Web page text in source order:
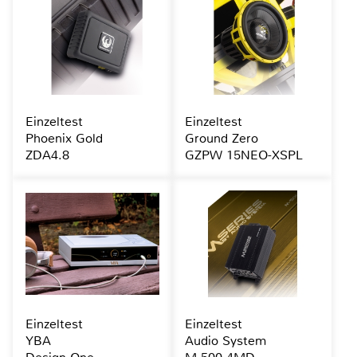
Einzeltest
Phoenix Gold
ZDA4.8
Einzeltest
Ground Zero
GZPW 15NEO-XSPL
Einzeltest
YBA
Einzeltest
Audio System